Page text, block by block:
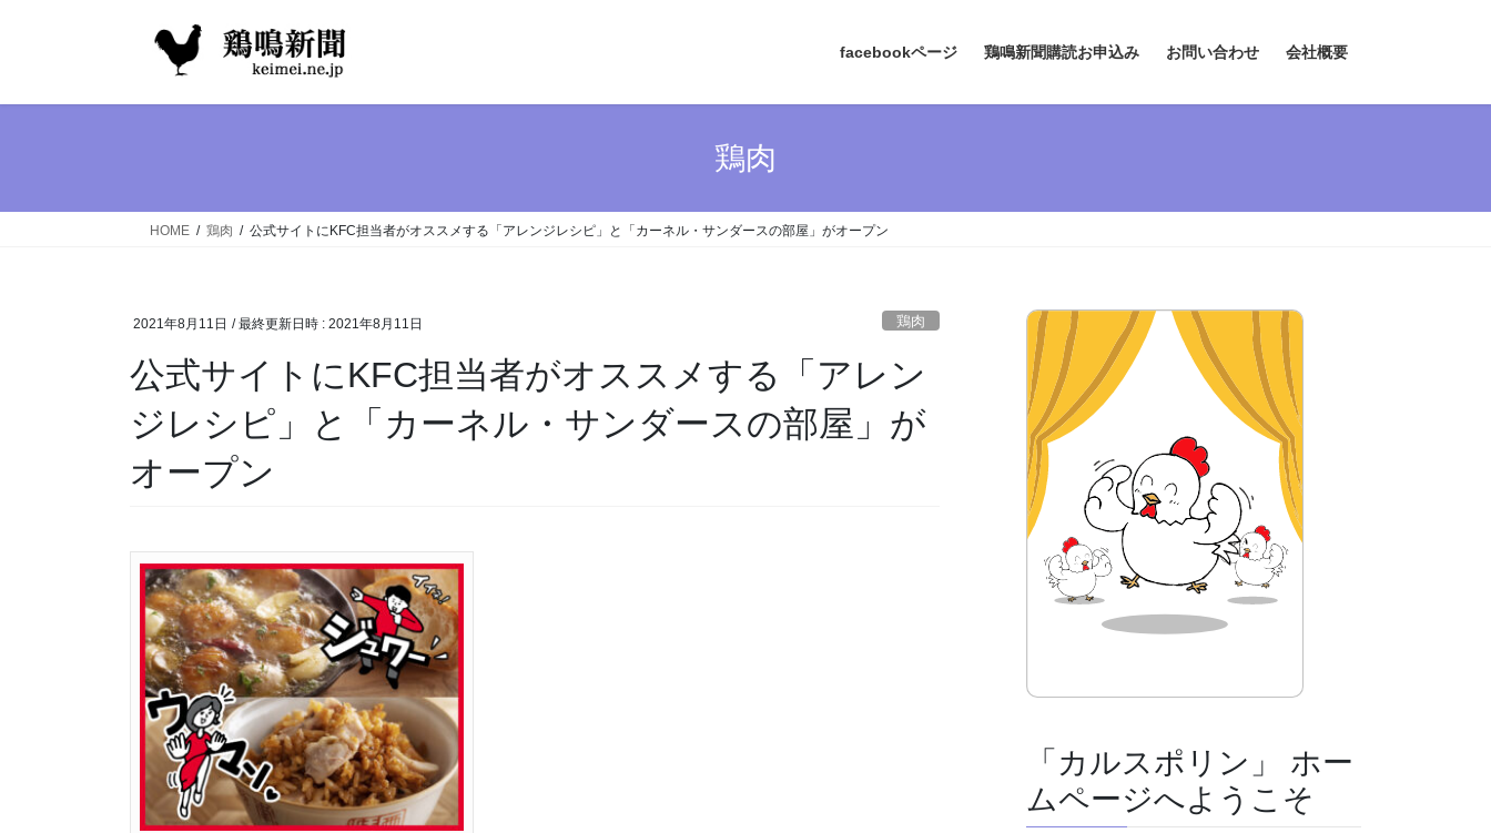
facebookページ 鶏鳴新聞購読お申込み お問い合わせ 会社概要
鶏肉
HOME 鶏肉 公式サイトにKFC担当者がオススメする「アレンジレシピ」と「カーネル・サンダースの部屋」がオープン
2021年8月11日 / 最終更新日時 : 2021年8月11日 鶏肉
公式サイトにKFC担当者がオススメする「アレン
ジレシピ」と「カーネル・サンダースの部屋」が
オープン
「カルスポリン」 ホー
ムページへようこそ